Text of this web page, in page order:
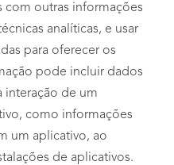
outras informações
analíticas, e usar
para oferecer os
pode incluir dados
interação de um
como informações
um aplicativo, ao
de aplicativos.